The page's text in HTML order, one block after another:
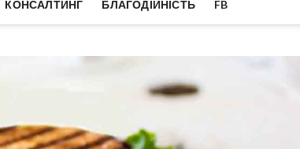
КОНСАЛТИНГ БЛАГОДІЙНІСТЬ FB